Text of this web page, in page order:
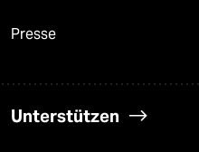
Presse
Unterstützen